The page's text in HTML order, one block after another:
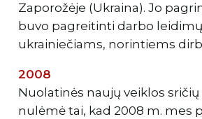
Zaporožėje (Ukraina). Jo
buvo pagreitinti darbo
ukrainiečiams, norintiems
2008
Nuolatinės naujų veiklos sričių
nulėmė tai, kad 2008 m. mes